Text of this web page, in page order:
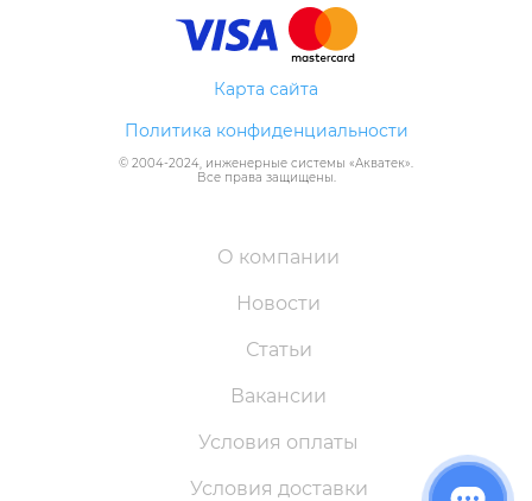
Карта сайта
Политика конфиденциальности
© 2004-2024, инженерные системы «Акватек».
Все права защищены.
О компании
Новости
Статьи
Вакансии
Условия оплаты
Условия доставки